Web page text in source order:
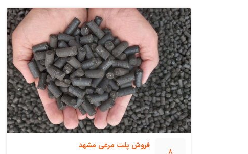
فروش پلت مرغی مشهد
گوگرد پودری میکرونیزه مش 200
۳ خرداد ۱۴۰۰ بدون دیدگاه